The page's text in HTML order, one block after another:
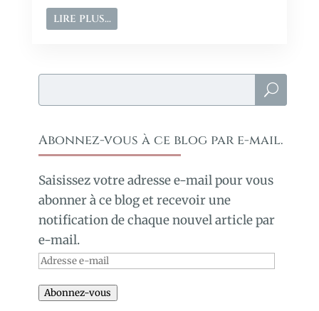
LIRE PLUS...
Abonnez-vous à ce blog par e-mail.
Saisissez votre adresse e-mail pour vous
abonner à ce blog et recevoir une
notification de chaque nouvel article par
e-mail.
Adresse
mail
Abonnez-vous